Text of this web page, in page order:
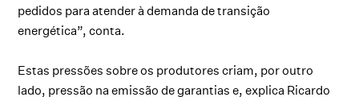
pedidos para atender à demanda de transição
energética”, conta.
Estas pressões sobre os produtores criam, por outro
lado, pressão na emissão de garantias e, explica Ricardo